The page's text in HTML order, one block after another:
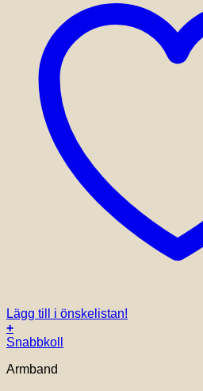
Lägg till i önskelistan!
+
Den
produkten
Snabbkoll
Armband